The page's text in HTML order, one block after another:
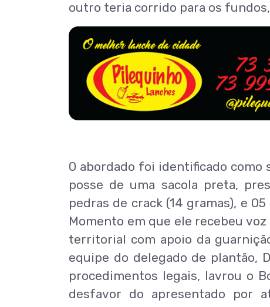
outro teria corrido para os
O abordado foi identificado como
posse de uma sacola preta,
pedras de crack (14 gramas), e
Momento em que ele recebeu
territorial com apoio da
equipe do delegado de plantão,
procedimentos legais, lavrou o
desfavor do apresentado por